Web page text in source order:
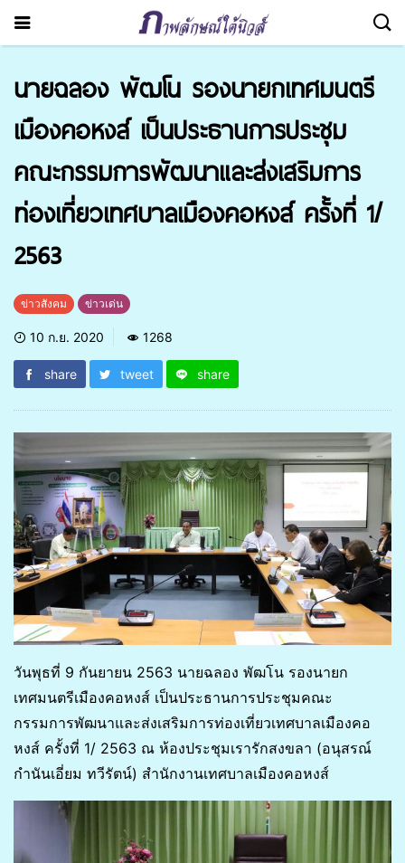
นายฉลอง พัฒโน รองนายกเทศมนตรี
เมืองคอหงส์ เป็นประธานการประชุม
คณะกรรมการพัฒนาและส่งเสริมการ
ท่องเที่ยวเทศบาลเมืองคอหงส์ ครั้งที่ 1/
2563
ข่าวสังคม ข่าวเด่น
10 ก.ย. 2020 1268
share tweet share
วันพุธที่ 9 กันยายน 2563 นายฉลอง พัฒโน รองนายก
เทศมนตรีเมืองคอหงส์ เป็นประธานการประชุมคณะ
กรรมการพัฒนาและส่งเสริมการท่องเที่ยวเทศบาลเมืองคอ
หงส์ ครั้งที่ 1/ 2563 ณ ห้องประชุมเรารักสงขลา (อนุสรณ์
กำนันเอี่ยม ทวีรัตน์) สำนักงานเทศบาลเมืองคอหงส์